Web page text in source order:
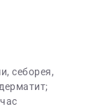
себорея,